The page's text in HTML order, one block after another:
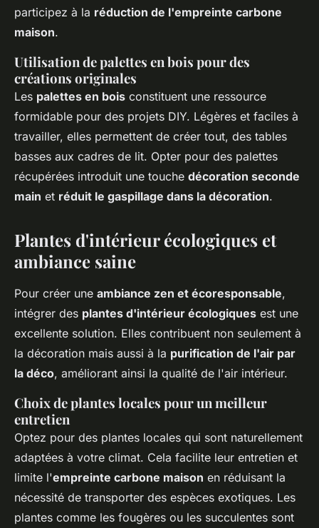
participez à la réduction de l'empreinte carbone
maison.
Utilisation de palettes en bois pour des
créations originales
Les palettes en bois constituent une ressource
formidable pour des projets DIY. Légères et faciles à
travailler, elles permettent de créer tout, des tables
basses aux cadres de lit. Opter pour des palettes
récupérées introduit une touche décoration seconde
main et réduit le gaspillage dans la décoration.
Plantes d'intérieur écologiques et
ambiance saine
Pour créer une ambiance zen et écoresponsable,
intégrer des plantes d'intérieur écologiques est une
excellente solution. Elles contribuent non seulement à
la décoration mais aussi à la purification de l'air par
la déco, améliorant ainsi la qualité de l'air intérieur.
Choix de plantes locales pour un meilleur
entretien
Optez pour des plantes locales qui sont naturellement
adaptées à votre climat. Cela facilite leur entretien et
limite l'empreinte carbone maison en réduisant la
nécessité de transporter des espèces exotiques. Les
plantes comme les fougères ou les succulentes sont